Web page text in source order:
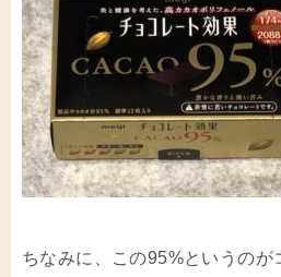
ちなみに、この95%というのが